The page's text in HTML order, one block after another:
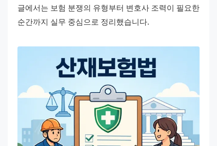
글에서는 보험 분쟁의 유형부터 변호사 조력이 필요한
순간까지 실무 중심으로 정리했습니다.